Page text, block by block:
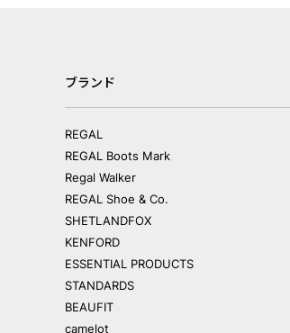
ブランド
REGAL
REGAL Boots Mark
Regal Walker
REGAL Shoe & Co.
SHETLANDFOX
KENFORD
ESSENTIAL PRODUCTS
STANDARDS
BEAUFIT
camelot